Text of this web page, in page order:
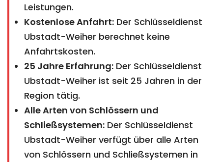
Leistungen.
Kostenlose Anfahrt: Der Schlüsseldienst
Ubstadt-Weiher berechnet keine
Anfahrtskosten.
25 Jahre Erfahrung: Der Schlüsseldienst
Ubstadt-Weiher ist seit 25 Jahren in der
Region tätig.
Alle Arten von Schlössern und
Schließsystemen: Der Schlüsseldienst
Ubstadt-Weiher verfügt über alle Arten
von Schlössern und Schließsystemen in